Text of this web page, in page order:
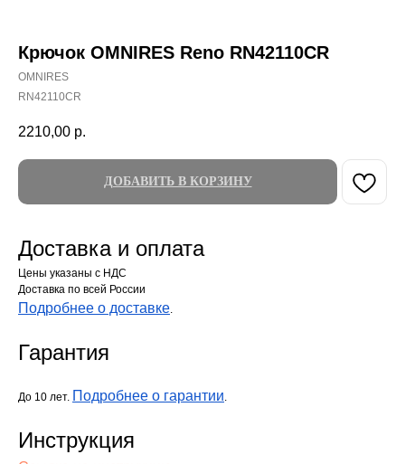
Крючок OMNIRES Reno RN42110CR
OMNIRES
RN42110CR
2210,00 р.
ДОБАВИТЬ В КОРЗИНУ
Доставка и оплата
Цены указаны с НДС
Доставка по всей России
Подробнее о доставке.
Гарантия
До 10 лет. Подробнее о гарантии.
Инструкция